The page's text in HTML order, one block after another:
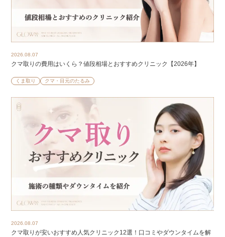
2026.08.07
クマ取りの費用はいくら？値段相場とおすすめクリニック【2026年】
くま取り クマ・目元のたるみ
2026.08.07
クマ取りが安いおすすめ人気クリニック12選！口コミやダウンタイムを解